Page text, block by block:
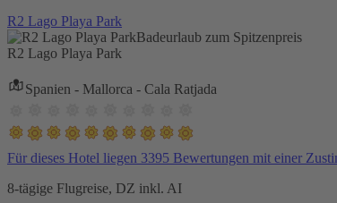
R2 Lago Playa Park
Badeurlaub zum Spitzenpreis
R2 Lago Playa Park
Spanien - Mallorca - Cala Ratjada
Für dieses Hotel liegen 3395 Bewertungen mit einer
8-tägige Flugreise, DZ inkl. AI